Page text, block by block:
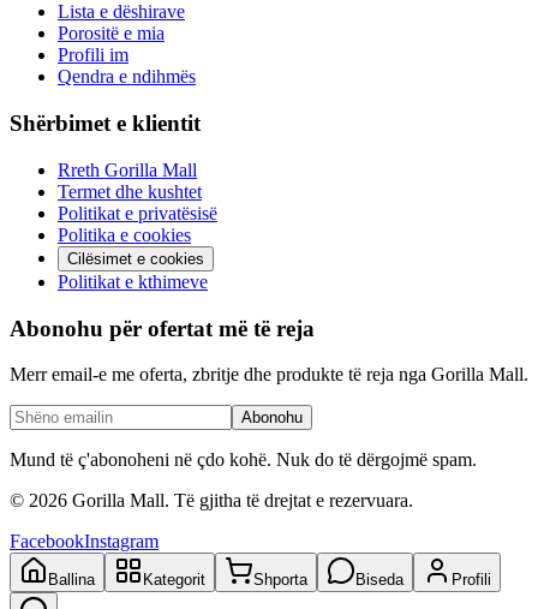
Lista e dëshirave
Porositë e mia
Profili im
Qendra e ndihmës
Shërbimet e klientit
Rreth Gorilla Mall
Termet dhe kushtet
Politikat e privatësisë
Politika e cookies
Cilësimet e cookies
Politikat e kthimeve
Abonohu për ofertat më të reja
Merr email-e me oferta, zbritje dhe produkte të reja nga Gorilla Mall.
Abonohu
Mund të ç'abonoheni në çdo kohë. Nuk do të dërgojmë spam.
© 2026 Gorilla Mall. Të gjitha të drejtat e rezervuara.
FacebookInstagram
Ballina Kategorit Shporta Biseda Profili